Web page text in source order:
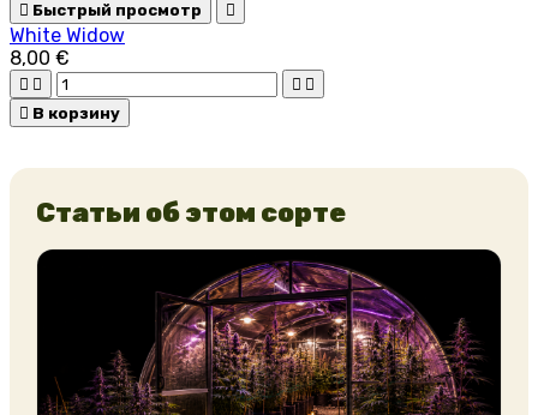
 Быстрый просмотр 
White Widow
8,00 €
   
 В корзину
Статьи об этом сорте